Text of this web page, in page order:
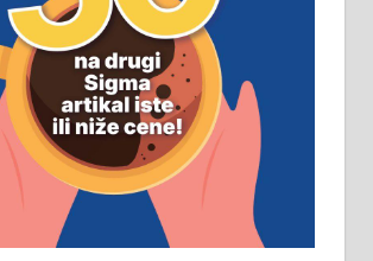
флотација Рудник
запошљава 20
рудара. Услови:
школа, пожељно радно
на истим и сличним
али не и неопходан
смештај,
032/57-41-122 –